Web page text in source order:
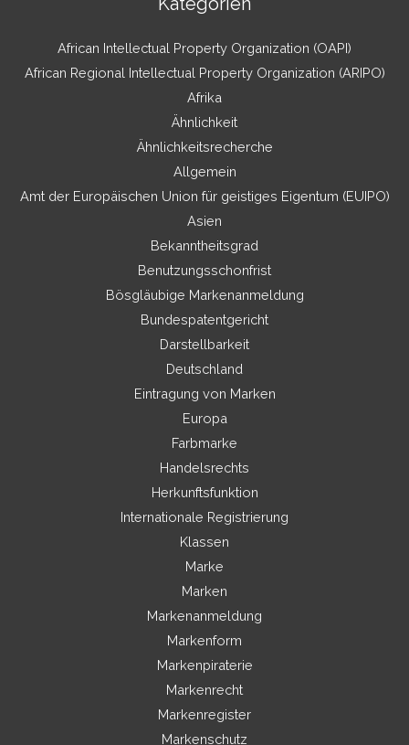
African Intellectual Property Organization (OAPI)
African Regional Intellectual Property Organization (ARIPO)
Afrika
Ähnlichkeit
Ähnlichkeitsrecherche
Allgemein
Amt der Europäischen Union für geistiges Eigentum (EUIPO)
Asien
Bekanntheitsgrad
Benutzungsschonfrist
Bösgläubige Markenanmeldung
Bundespatentgericht
Darstellbarkeit
Deutschland
Eintragung von Marken
Europa
Farbmarke
Handelsrechts
Herkunftsfunktion
Internationale Registrierung
Klassen
Marke
Marken
Markenanmeldung
Markenform
Markenpiraterie
Markenrecht
Markenregister
Markenschutz